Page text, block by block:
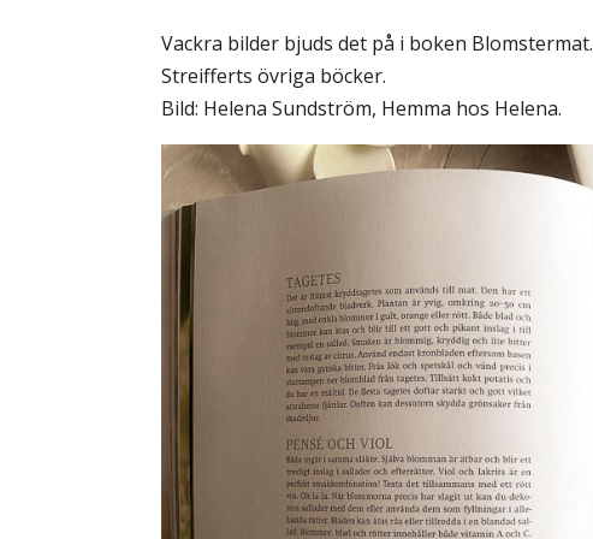
Vackra bilder bjuds det på i boken Blomstermat.
Streifferts övriga böcker.
Bild: Helena Sundström, Hemma hos Helena.